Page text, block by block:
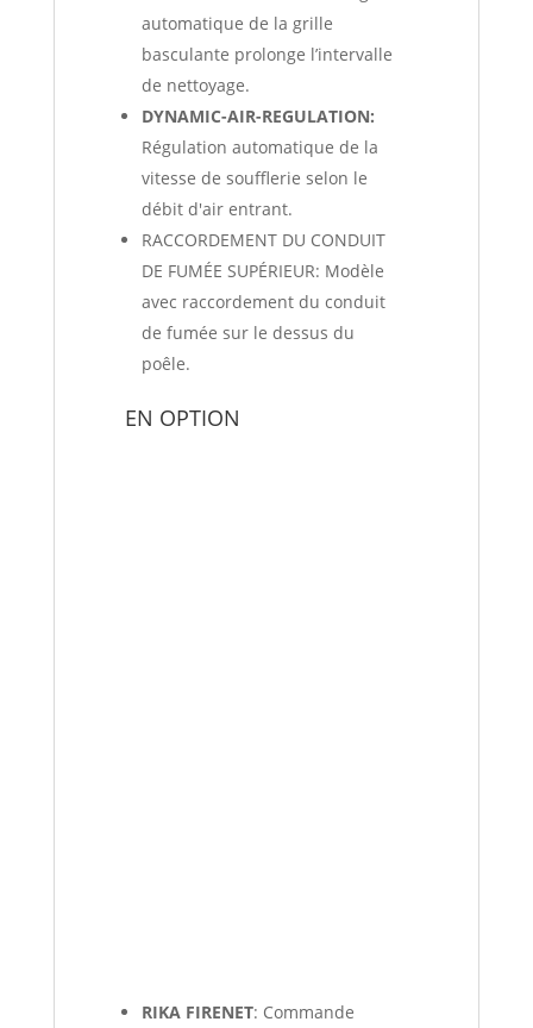
automatique de la grille
basculante prolonge l’intervalle
de nettoyage.
DYNAMIC-AIR-REGULATION:
Régulation automatique de la
vitesse de soufflerie selon le
débit d'air entrant.
RACCORDEMENT DU CONDUIT
DE FUMÉE SUPÉRIEUR: Modèle
avec raccordement du conduit
de fumée sur le dessus du
poêle.
EN OPTION
RIKA FIRENET: Commande